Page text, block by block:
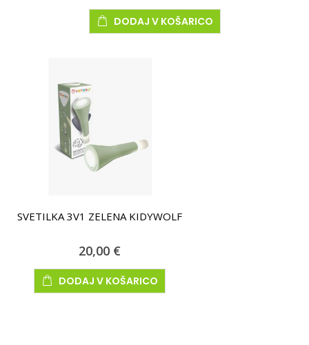
DODAJ V KOŠARICO
SVETILKA 3V1 ZELENA KIDYWOLF
20,00 €
DODAJ V KOŠARICO